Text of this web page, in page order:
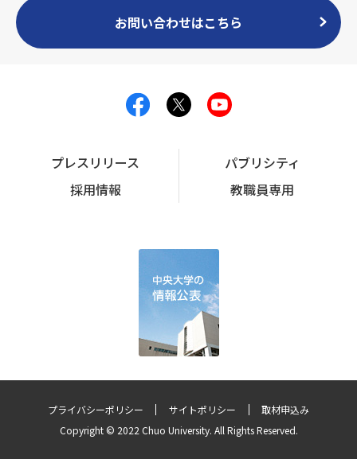
お問い合わせはこちら
プレスリリース
パブリシティ
採用情報
教職員専用
プライバシーポリシー サイトポリシー
取材申込み
Copyright © 2022 Chuo University. All Rights Reserved.